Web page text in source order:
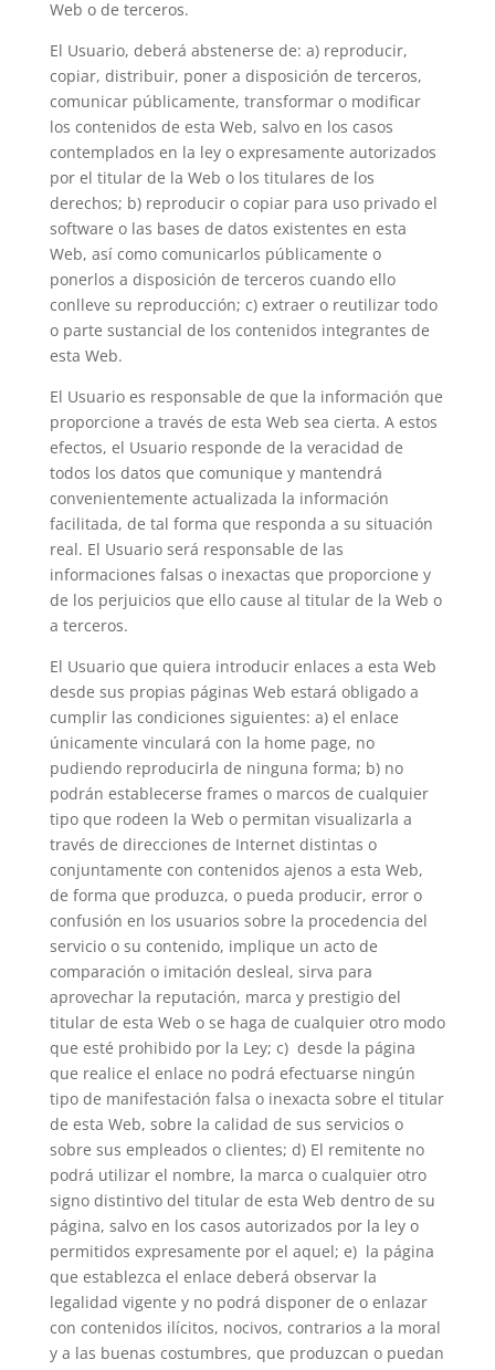
Web o de terceros.
El Usuario, deberá abstenerse de: a) reproducir,
copiar, distribuir, poner a disposición de terceros,
comunicar públicamente, transformar o modificar
los contenidos de esta Web, salvo en los casos
contemplados en la ley o expresamente autorizados
por el titular de la Web o los titulares de los
derechos; b) reproducir o copiar para uso privado el
software o las bases de datos existentes en esta
Web, así como comunicarlos públicamente o
ponerlos a disposición de terceros cuando ello
conlleve su reproducción; c) extraer o reutilizar todo
o parte sustancial de los contenidos integrantes de
esta Web.
El Usuario es responsable de que la información que
proporcione a través de esta Web sea cierta. A estos
efectos, el Usuario responde de la veracidad de
todos los datos que comunique y mantendrá
convenientemente actualizada la información
facilitada, de tal forma que responda a su situación
real. El Usuario será responsable de las
informaciones falsas o inexactas que proporcione y
de los perjuicios que ello cause al titular de la Web o
a terceros.
El Usuario que quiera introducir enlaces a esta Web
desde sus propias páginas Web estará obligado a
cumplir las condiciones siguientes: a) el enlace
únicamente vinculará con la home page, no
pudiendo reproducirla de ninguna forma; b) no
podrán establecerse frames o marcos de cualquier
tipo que rodeen la Web o permitan visualizarla a
través de direcciones de Internet distintas o
conjuntamente con contenidos ajenos a esta Web,
de forma que produzca, o pueda producir, error o
confusión en los usuarios sobre la procedencia del
servicio o su contenido, implique un acto de
comparación o imitación desleal, sirva para
aprovechar la reputación, marca y prestigio del
titular de esta Web o se haga de cualquier otro modo
que esté prohibido por la Ley; c) desde la página
que realice el enlace no podrá efectuarse ningún
tipo de manifestación falsa o inexacta sobre el titular
de esta Web, sobre la calidad de sus servicios o
sobre sus empleados o clientes; d) El remitente no
podrá utilizar el nombre, la marca o cualquier otro
signo distintivo del titular de esta Web dentro de su
página, salvo en los casos autorizados por la ley o
permitidos expresamente por el aquel; e) la página
que establezca el enlace deberá observar la
legalidad vigente y no podrá disponer de o enlazar
con contenidos ilícitos, nocivos, contrarios a la moral
y a las buenas costumbres, que produzcan o puedan